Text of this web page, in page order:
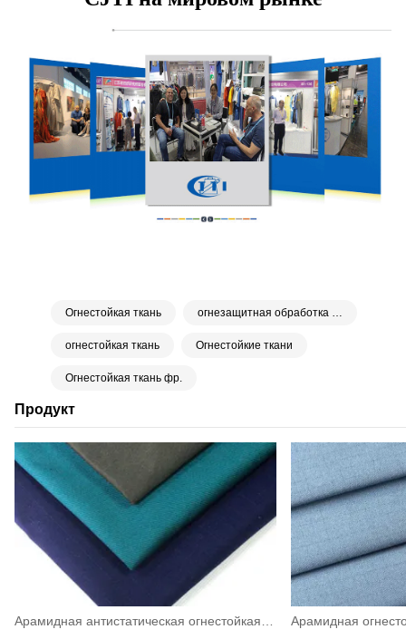
Продукт
Огнестойкая ткань огнезащитная обработка ткани
огнестойкая ткань Огнестойкие ткани
Огнестойкая ткань фр.